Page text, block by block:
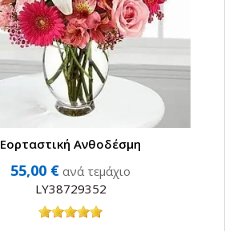
Εορταστική Ανθοδέσμη
55,00 € ανά τεμάχιο
LY38729352